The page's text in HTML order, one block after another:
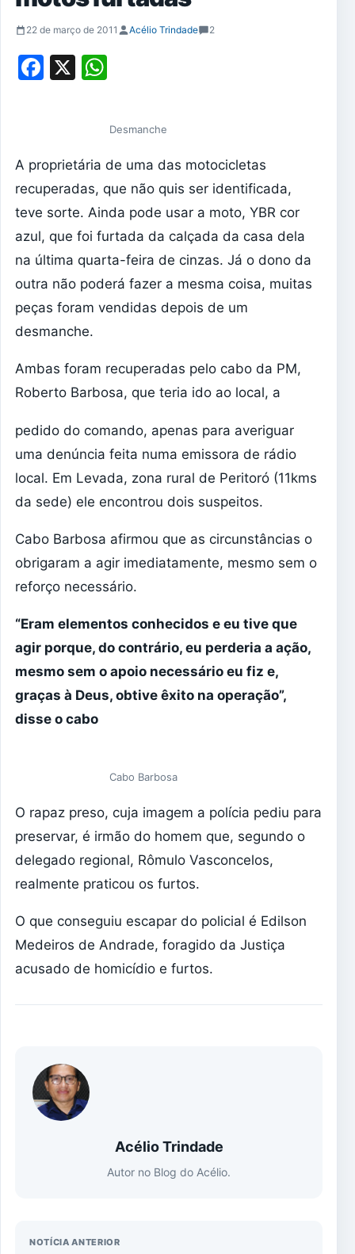
22 de março de 2011 Acélio Trindade 2
Facebook
X
Desmanche
A proprietária de uma das motocicletas
recuperadas, que não quis ser identificada,
teve sorte. Ainda pode usar a moto, YBR cor
azul, que foi furtada da calçada da casa dela
na última quarta-feira de cinzas. Já o dono da
outra não poderá fazer a mesma coisa, muitas
peças foram vendidas depois de um
desmanche.
Ambas foram recuperadas pelo cabo da PM,
Roberto Barbosa, que teria ido ao local, a
pedido do comando, apenas para averiguar
uma denúncia feita numa emissora de rádio
local. Em Levada, zona rural de Peritoró (11kms
da sede) ele encontrou dois suspeitos.
Cabo Barbosa afirmou que as circunstâncias o
obrigaram a agir imediatamente, mesmo sem o
reforço necessário.
“Eram elementos conhecidos e eu tive que
agir porque, do contrário, eu perderia a ação,
mesmo sem o apoio necessário eu fiz e,
graças à Deus, obtive êxito na operação”,
disse o cabo
Cabo Barbosa
O rapaz preso, cuja imagem a polícia pediu para
preservar, é irmão do homem que, segundo o
delegado regional, Rômulo Vasconcelos,
realmente praticou os furtos.
O que conseguiu escapar do policial é Edilson
Medeiros de Andrade, foragido da Justiça
acusado de homicídio e furtos.
Acélio Trindade
Autor no Blog do Acélio.
NOTÍCIA ANTERIOR